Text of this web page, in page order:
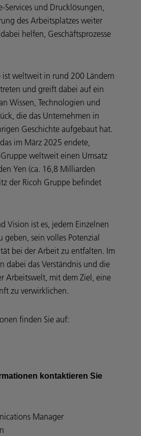
Services und Drucklösungen,
des Arbeitsplatzes weiter
helfen, Geschäftsprozesse
ist weltweit in rund 200 Ländern
und greift dabei auf ein
Wissen, Technologien und
die das Unternehmen in
Geschichte aufgebaut hat.
im März 2025 endete,
weltweit einen Umsatz
Yen (ca. 16,8 Milliarden
der Ricoh Gruppe befindet
Vision ist es, jedem Einzelnen
sein volles Potenzial
bei der Arbeit zu entfalten. Im
dabei das Verständnis und die
Arbeitswelt, mit dem Ziel, eine
zu verwirklichen.
finden Sie auf:
kontaktieren Sie
Manager